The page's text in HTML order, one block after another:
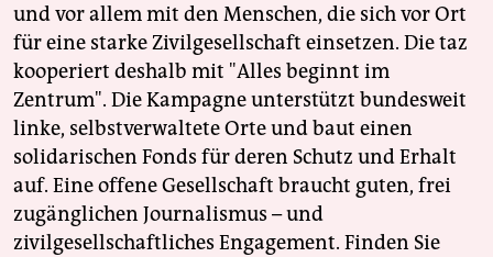
und vor allem mit den Menschen, die sich vor Ort
für eine starke Zivilgesellschaft einsetzen. Die taz
kooperiert deshalb mit "Alles beginnt im
Zentrum". Die Kampagne unterstützt bundesweit
linke, selbstverwaltete Orte und baut einen
solidarischen Fonds für deren Schutz und Erhalt
auf. Eine offene Gesellschaft braucht guten, frei
zugänglichen Journalismus – und
zivilgesellschaftliches Engagement. Finden Sie